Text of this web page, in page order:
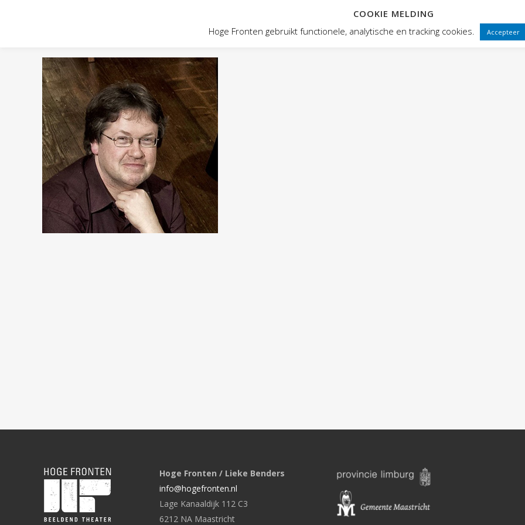
HOME ABOUT HOGE FRONTEN
Hoge Fronten / Lieke Benders
info@hogefronten.nl
Lage Kanaaldijk 112 C3
6212 NA Maastricht
COOKIE MELDING
Hoge Fronten gebruikt functionele, analytische en tracking cookies.
Accepteer